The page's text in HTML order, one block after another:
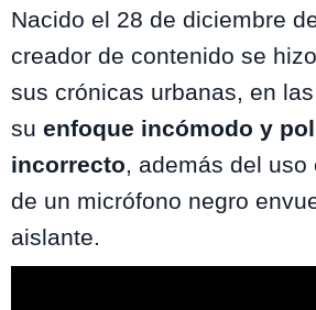
Nacido el 28 de diciembre
creador de contenido se
sus crónicas urbanas, en
su enfoque incómodo y
incorrecto, además del
de un micrófono negro
aislante.